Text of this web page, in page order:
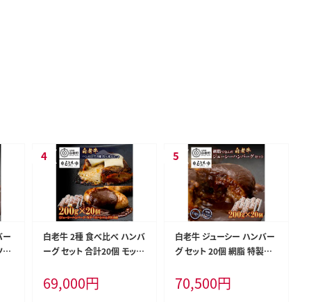
ー
ー
白老牛 2種 食べ比べ ハンバ
ーグ セット 合計20個 モッツ
ース 手造り
69,000円
白老牛 ジューシー ハンバー
グ セット 20個 網脂 特製ソ
70,500円